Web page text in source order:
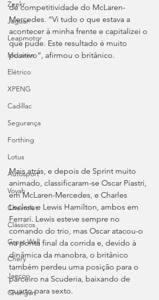
Zeekr
Jaguar
Leapmotor
McLaren
Elétrico
XPENG
Cadillac
Segurança
Forthing
Lotus
Autosport
Voyah
Chevrolet
Clássicos
Great Wall
Chery
Jaecoo
Changan
de competitividade do McLaren-
Mercedes. “Vi tudo o que estava a
acontecer à minha frente e capitalizei o
que pude. Este resultado é muito
positivo”, afirmou o britânico.
Mais atrás, e depois de Sprint muito
animado, classificaram-se Oscar Piastri,
em McLaren-Mercedes, e Charles
Leclerc e Lewis Hamilton, ambos em
Ferrari. Lewis esteve sempre no
comando do trio, mas Oscar atacou-o
na ponta final da corrida e, devido à
dinâmica da manobra, o britânico
também perdeu uma posição para o
parceiro na Scuderia, baixando de
quarto para sexto.